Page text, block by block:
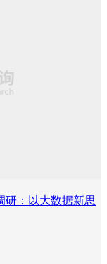
研：以大数据新思